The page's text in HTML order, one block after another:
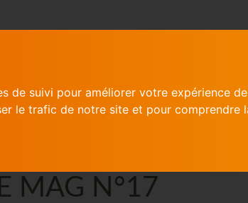
de suivi pour améliorer votre expérience
le trafic de notre site et pour comprendre
MAG N°17